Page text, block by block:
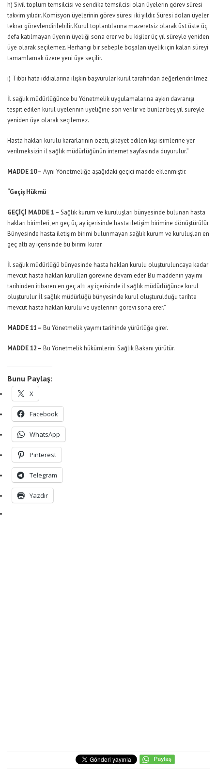
h) Sivil toplum temsilcisi ve sendika temsilcisi olan üyelerin görev süresi
takvim yılıdır. Komisyon üyelerinin görev süresi iki yıldır. Süresi dolan üyeler
tekrar görevlendirilebilir. Kurul toplantılarına mazeretsiz olarak üst üste üç
defa katılmayan üyenin üyeliği sona erer ve bu kişiler üç yıl süreyle yeniden
üye olarak seçilemez. Herhangi bir sebeple boşalan üyelik için kalan süreyi
tamamlamak üzere yeni üye seçilir.
ı) Tıbbi hata iddialarına ilişkin başvurular kurul tarafından değerlendirilmez.
İl sağlık müdürlüğünce bu Yönetmelik uygulamalarına aykırı davranışı
tespit edilen kurul üyelerinin üyeliğine son verilir ve bunlar beş yıl süreyle
yeniden üye olarak seçilemez.
Hasta hakları kurulu kararlarının özeti, şikayet edilen kişi isimlerine yer
verilmeksizin il sağlık müdürlüğünün internet sayfasında duyurulur.”
MADDE 10 – Aynı Yönetmeliğe aşağıdaki geçici madde eklenmiştir.
“Geçiş Hükmü
GEÇİÇİ MADDE 1 – Sağlık kurum ve kuruluşları bünyesinde bulunan hasta
hakları birimleri, en geç üç ay içerisinde hasta iletişim birimine dönüştürülür.
Bünyesinde hasta iletişim birimi bulunmayan sağlık kurum ve kuruluşları en
geç altı ay içerisinde bu birimi kurar.
İl sağlık müdürlüğü bünyesinde hasta hakları kurulu oluşturuluncaya kadar
mevcut hasta hakları kurulları görevine devam eder. Bu maddenin yayımı
tarihinden itibaren en geç altı ay içerisinde il sağlık müdürlüğünce kurul
oluşturulur. İl sağlık müdürlüğü bünyesinde kurul oluşturulduğu tarihte
mevcut hasta hakları kurulu ve üyelerinin görevi sona erer.”
MADDE 11 – Bu Yönetmelik yayımı tarihinde yürürlüğe girer.
MADDE 12 – Bu Yönetmelik hükümlerini Sağlık Bakanı yürütür.
Bunu Paylaş:
X
Facebook
WhatsApp
Pinterest
Telegram
Yazdır